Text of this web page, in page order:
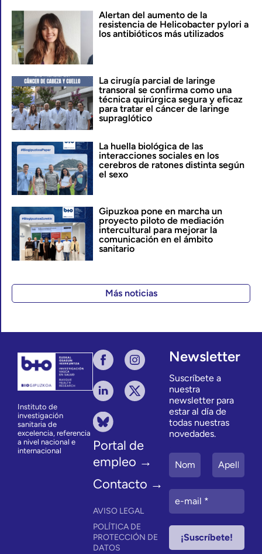
Alertan del aumento de la
resistencia de Helicobacter pylori a
los antibióticos más utilizados
La cirugía parcial de laringe
transoral se confirma como una
técnica quirúrgica segura y eficaz
para tratar el cáncer de laringe
supraglótico
La huella biológica de las
interacciones sociales en los
cerebros de ratones distinta según
el sexo
Gipuzkoa pone en marcha un
proyecto piloto de mediación
intercultural para mejorar la
comunicación en el ámbito
sanitario
Más noticias
Instituto de
investigación
sanitaria de
excelencia, referencia
a nivel nacional e
internacional
Portal de
empleo →
Contacto →
AVISO LEGAL
POLÍTICA DE
PROTECCIÓN DE
DATOS
Newsletter
Suscríbete a
nuestra
newsletter para
estar al día de
todas nuestras
novedades.